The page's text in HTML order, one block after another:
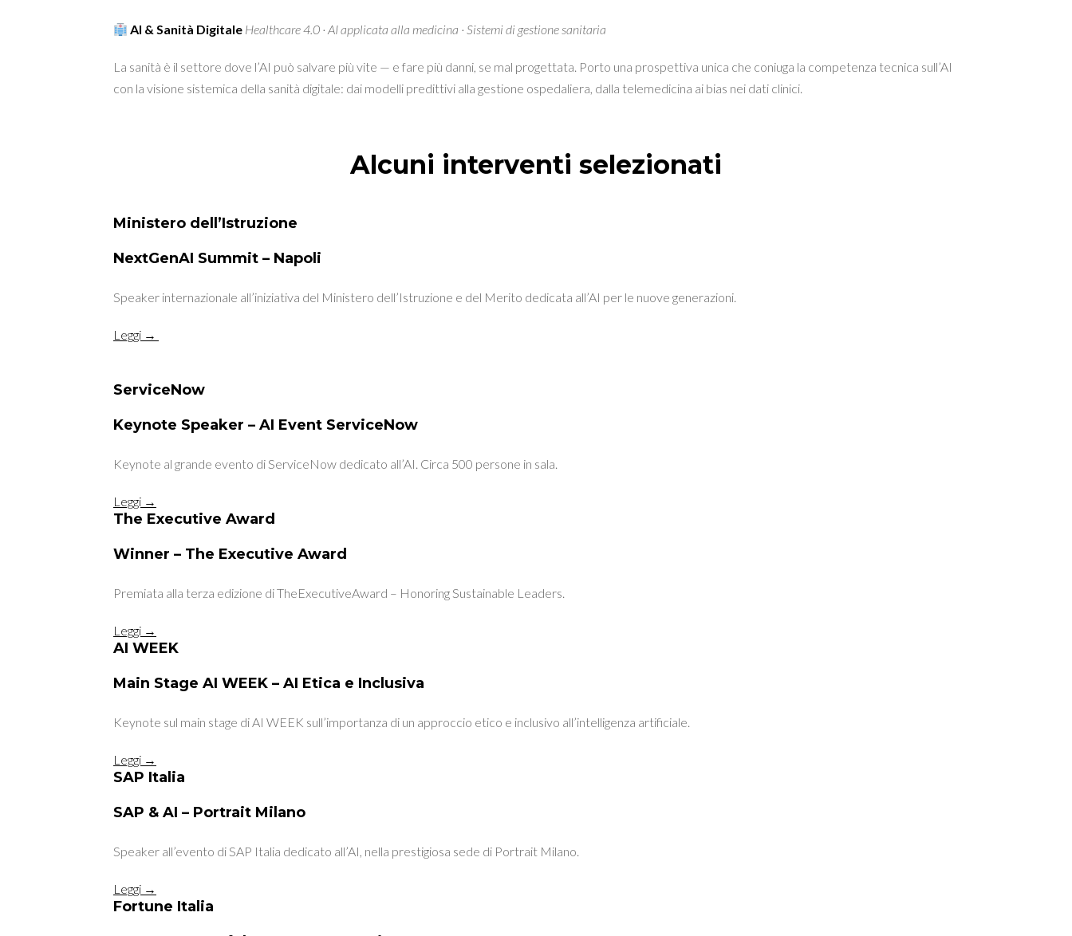
AI & Sanità Digitale Healthcare 4.0 · AI applicata alla medicina · Sistemi di gestione sanitaria
La sanità è il settore dove l’AI può salvare più vite — e fare più danni, se mal progettata. Porto una prospettiva unica che coniuga la competenza tecnica sull’AI
con la visione sistemica della sanità digitale: dai modelli predittivi alla gestione ospedaliera, dalla telemedicina ai bias nei dati clinici.
Alcuni interventi selezionati
Ministero dell’Istruzione
NextGenAI Summit – Napoli
Speaker internazionale all’iniziativa del Ministero dell’Istruzione e del Merito dedicata all’AI per le nuove generazioni.
Leggi →
ServiceNow
Keynote Speaker – AI Event ServiceNow
Keynote al grande evento di ServiceNow dedicato all’AI. Circa 500 persone in sala.
Leggi →
The Executive Award
Winner – The Executive Award
Premiata alla terza edizione di TheExecutiveAward – Honoring Sustainable Leaders.
Leggi →
AI WEEK
Main Stage AI WEEK – AI Etica e Inclusiva
Keynote sul main stage di AI WEEK sull’importanza di un approccio etico e inclusivo all’intelligenza artificiale.
Leggi →
SAP Italia
SAP & AI – Portrait Milano
Speaker all’evento di SAP Italia dedicato all’AI, nella prestigiosa sede di Portrait Milano.
Leggi →
Fortune Italia